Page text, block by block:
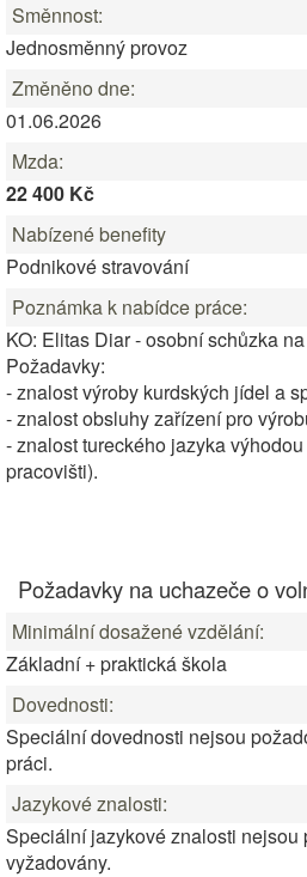
Směnnost:
Jednosměnný provoz
Změněno dne:
01.06.2026
Mzda:
22 400 Kč
Nabízené benefity
Podnikové stravování
Poznámka k nabídce práce:
KO: Elitas Diar - osobní schůzka
Požadavky:
- znalost výroby kurdských jídel a
- znalost obsluhy zařízení pro
- znalost tureckého jazyka
pracovišti).
Požadavky na uchazeče o
Minimální dosažené vzdělání:
Základní + praktická škola
Dovednosti:
Speciální dovednosti nejsou
práci.
Jazykové znalosti:
Speciální jazykové znalosti nejsou
vyžadovány.